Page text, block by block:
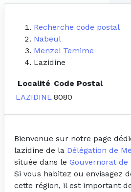
Recherche code postal
Nabeul
Menzel Temime
Lazidine
Localité Code Postal
LAZIDINE 8080
Bienvenue sur notre page
lazidine de la Délégation de
située dans le Gouvernorat de
Si vous habitez ou envisagez
cette région, il est important